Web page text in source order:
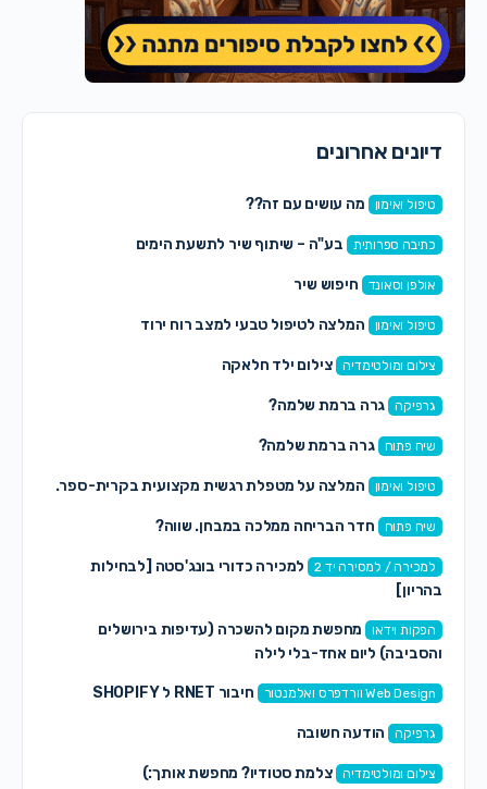
דיונים אחרונים
טיפול ואימון מה עושים עם זה??
כתיבה ספרותית בע"ה – שיתוף שיר לתשעת הימים
אולפן וסאונד חיפוש שיר
טיפול ואימון המלצה לטיפול טבעי למצב רוח ירוד
צילום ומולטימדיה צילום ילד חלאקה
גרפיקה גרה ברמת שלמה?
שיח פתוח גרה ברמת שלמה?
טיפול ואימון המלצה על מטפלת רגשית מקצועית בקרית-ספר.
שיח פתוח חדר הבריחה ממלכה במבחן. שווה?
למכירה / למסירה יד 2
למכירה כדורי בונג'סטה [לבחילות
בהריון]
הפקות וידאו
מחפשת מקום להשכרה (עדיפות בירושלים
והסביבה) ליום אחד-בלי לילה
Web Design וורדפרס ואלמנטור חיבור RNET ל SHOPIFY
גרפיקה הודעה חשובה
צילום ומולטימדיה צלמת סטודיו? מחפשת אותך:)